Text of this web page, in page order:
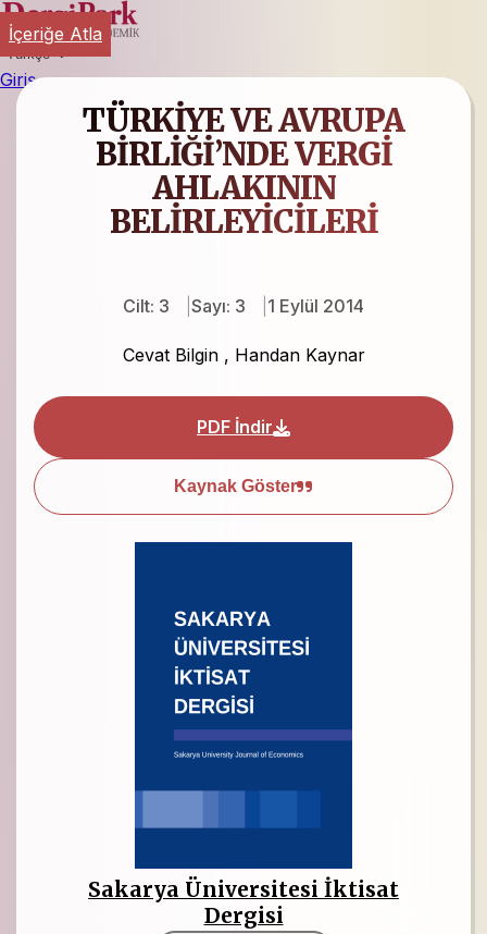
Türkçe
Giriş
TÜRKİYE VE AVRUPA
BİRLİĞİ’NDE VERGİ
AHLAKININ
BELİRLEYİCİLERİ
Cilt: 3 Sayı: 3 1 Eylül 2014
Cevat Bilgin, Handan Kaynar
PDF İndir
Kaynak Göster
Sakarya Üniversitesi İktisat
Dergisi
İçeriğe Atla